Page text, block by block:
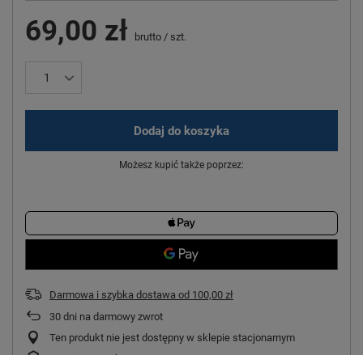
69,00 zł brutto / szt.
Dodaj do koszyka
Możesz kupić także poprzez:
Darmowa i szybka dostawa od 100,00 zł
30 dni na darmowy zwrot
Ten produkt nie jest dostępny w sklepie stacjonarnym